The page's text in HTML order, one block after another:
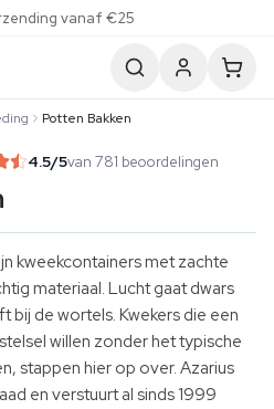
vanaf €25
Potten Bakken
4.5/5van 781 beoordelingen
kweekcontainers met zachte
materiaal. Lucht gaat dwars
bij de wortels. Kwekers die een
willen zonder het typische
stappen hier op over. Azarius
en verstuurt al sinds 1999